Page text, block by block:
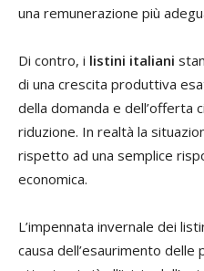
una remunerazione più
Di contro, i listini italiani
di una crescita produttiva
della domanda e dell’offerta
riduzione. In realtà la
rispetto ad una semplice
economica.
L’impennata invernale dei
causa dell’esaurimento